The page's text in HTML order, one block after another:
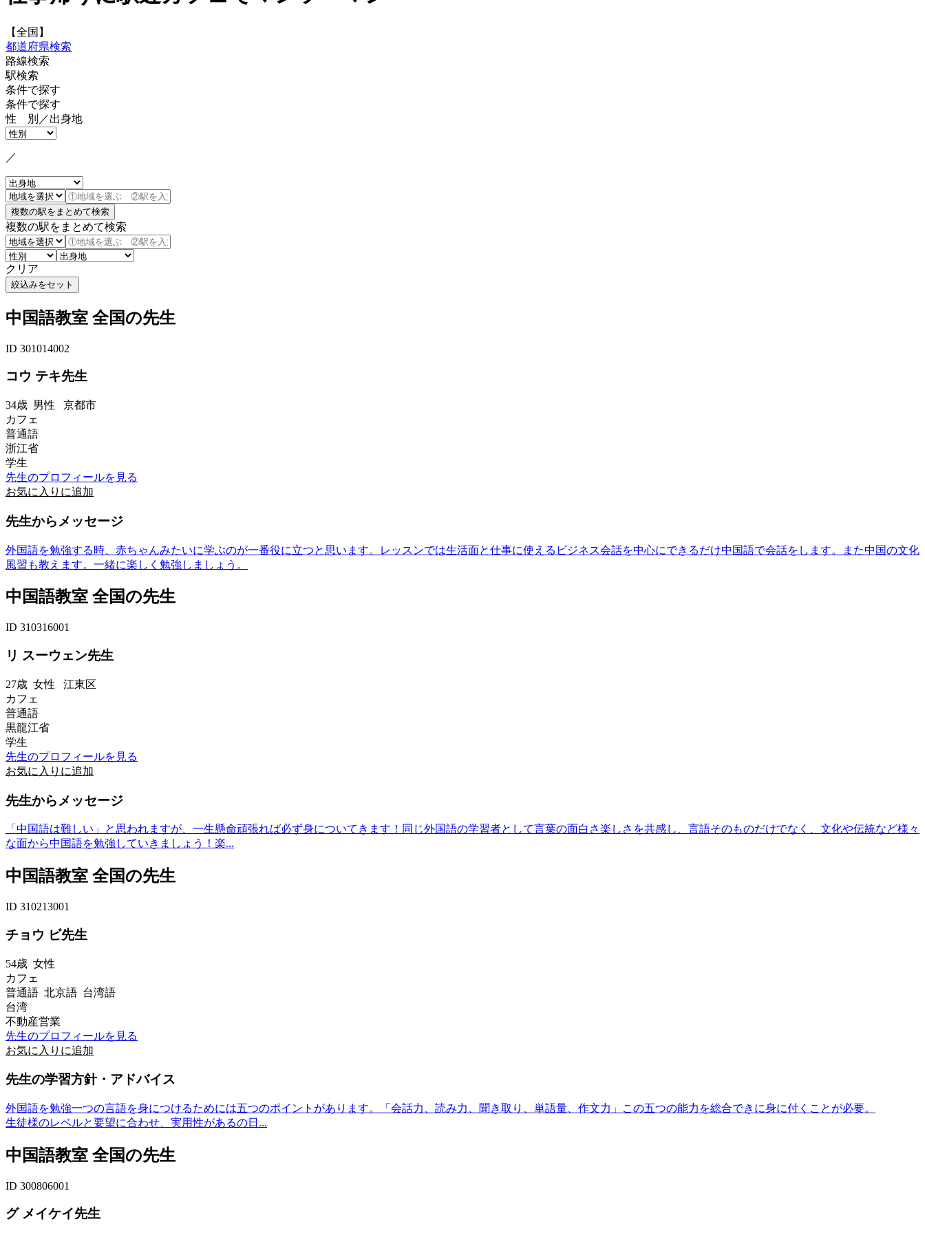
【全国】
都道府県検索
路線検索
駅検索
条件で探す
条件で探す
性 別／出身地
／
複数の駅をまとめて検索
クリア
中国語教室 全国の先生
ID 301014002
コウ テキ先生
34歳 男性 京都市
カフェ
普通語
浙江省
学生
先生のプロフィールを見る
お気に入りに追加
先生からメッセージ
外国語を勉強する時、赤ちゃんみたいに学ぶのが一番役に立つと思います。レッスンでは生活面と仕事に使えるビジネス会話を中心にできるだけ中国語で会話をします。また中国の文化
風習も教えます。一緒に楽しく勉強しましょう。
中国語教室 全国の先生
ID 310316001
リ スーウェン先生
27歳 女性 江東区
カフェ
普通語
黒龍江省
学生
先生のプロフィールを見る
お気に入りに追加
先生からメッセージ
「中国語は難しい」と思われますが、一生懸命頑張れば必ず身についてきます！同じ外国語の学習者として言葉の面白さ楽しさを共感し、言語そのものだけでなく、文化や伝統など様々
な面から中国語を勉強していきましょう！楽...
中国語教室 全国の先生
ID 310213001
チョウ ビ先生
54歳 女性
カフェ
普通語 北京語 台湾語
台湾
不動産営業
先生のプロフィールを見る
お気に入りに追加
先生の学習方針・アドバイス
外国語を勉強一つの言語を身につけるためには五つのポイントがあります。「会話力、読み力、聞き取り、単語量、作文力」この五つの能力を総合できに身に付くことが必要。
生徒様のレベルと要望に合わせ、実用性があるの日...
中国語教室 全国の先生
ID 300806001
グ メイケイ先生